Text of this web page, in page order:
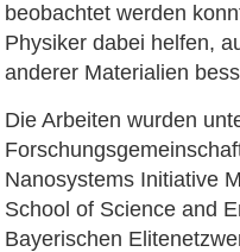
beobachtet werden
Physiker dabei helfen,
anderer Materialien
Die Arbeiten wurden
Nanosystems Initiative
School of Science and
Bayerischen